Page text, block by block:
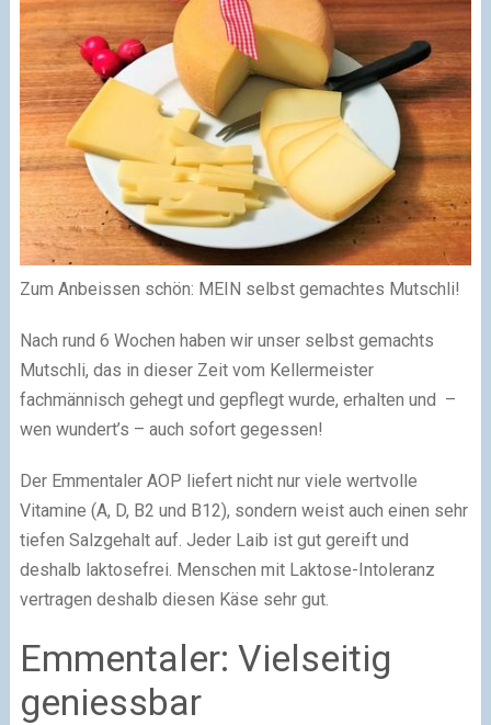
Zum Anbeissen schön: MEIN selbst gemachtes Mutschli!
Nach rund 6 Wochen haben wir unser selbst gemachts
Mutschli, das in dieser Zeit vom Kellermeister
fachmännisch gehegt und gepflegt wurde, erhalten und –
wen wundert’s – auch sofort gegessen!
Der Emmentaler AOP liefert nicht nur viele wertvolle
Vitamine (A, D, B2 und B12), sondern weist auch einen sehr
tiefen Salzgehalt auf. Jeder Laib ist gut gereift und
deshalb laktosefrei. Menschen mit Laktose-Intoleranz
vertragen deshalb diesen Käse sehr gut.
Emmentaler: Vielseitig
geniessbar